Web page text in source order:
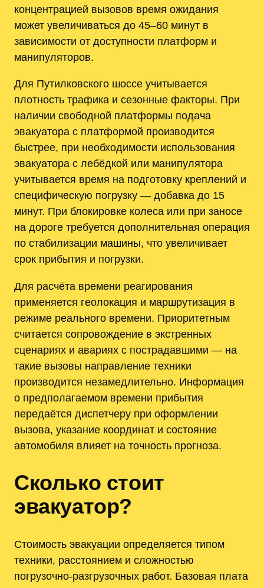
концентрацией вызовов время ожидания
может увеличиваться до 45–60 минут в
зависимости от доступности платформ и
манипуляторов.
Для Путилковского шоссе учитывается
плотность трафика и сезонные факторы. При
наличии свободной платформы подача
эвакуатора с платформой производится
быстрее, при необходимости использования
эвакуатора с лебёдкой или манипулятора
учитывается время на подготовку креплений и
специфическую погрузку — добавка до 15
минут. При блокировке колеса или при заносе
на дороге требуется дополнительная операция
по стабилизации машины, что увеличивает
срок прибытия и погрузки.
Для расчёта времени реагирования
применяется геолокация и маршрутизация в
режиме реального времени. Приоритетным
считается сопровождение в экстренных
сценариях и авариях с пострадавшими — на
такие вызовы направление техники
производится незамедлительно. Информация
о предполагаемом времени прибытия
передаётся диспетчеру при оформлении
вызова, указание координат и состояние
автомобиля влияет на точность прогноза.
Сколько стоит
эвакуатор?
Стоимость эвакуации определяется типом
техники, расстоянием и сложностью
погрузочно-разгрузочных работ. Базовая плата